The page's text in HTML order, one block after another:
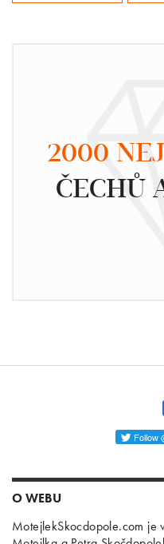
2000
ČECHŮ
Follow
O WEBU
MotejlekSkocdopole.com